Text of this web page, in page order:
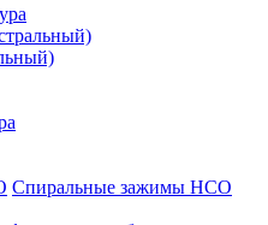
Спиральные зажимы НСО